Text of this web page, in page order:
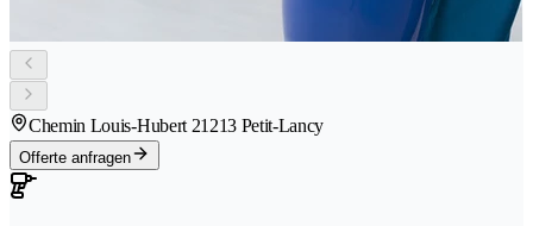
Chemin Louis-Hubert 21213 Petit-Lancy
Offerte anfragen